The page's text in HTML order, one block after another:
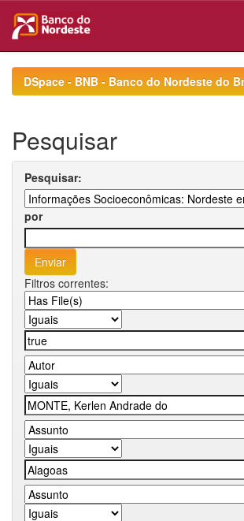
navigationDSpace - BNB - Banco do Nordeste do
Pesquisar
Pesquisar:
por
Filtros correntes: